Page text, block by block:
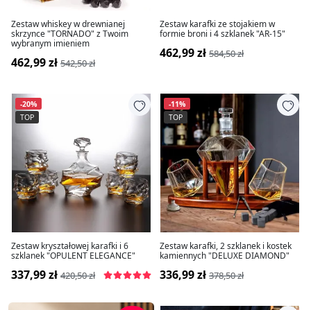
Zestaw whiskey w drewnianej
skrzynce "TORNADO" z Twoim
wybranym imieniem
462,99 zł 542,50 zł
Zestaw karafki ze stojakiem w
formie broni i 4 szklanek "AR-15"
462,99 zł 584,50 zł
-20%
TOP
Zestaw kryształowej karafki i 6
szklanek "OPULENT ELEGANCE"
337,99 zł 420,50 zł
-11%
TOP
Zestaw karafki, 2 szklanek i kostek
kamiennych "DELUXE DIAMOND"
336,99 zł 378,50 zł